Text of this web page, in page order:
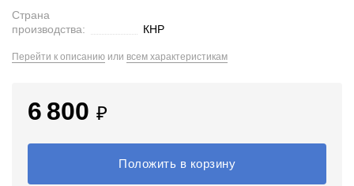
Страна
производства:
КНР
Перейти к описанию или всем характеристикам
6 800 ₽
Положить в корзину